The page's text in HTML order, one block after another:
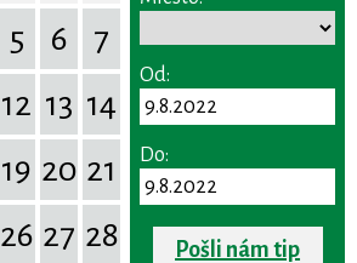
5 6
7
12 13 14
19 20 21
26 27 28
Od:
Do:
Pošli nám tip